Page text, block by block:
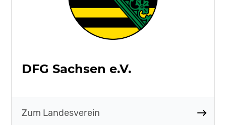
DFG Sachsen e.V.
Zum Landesverein